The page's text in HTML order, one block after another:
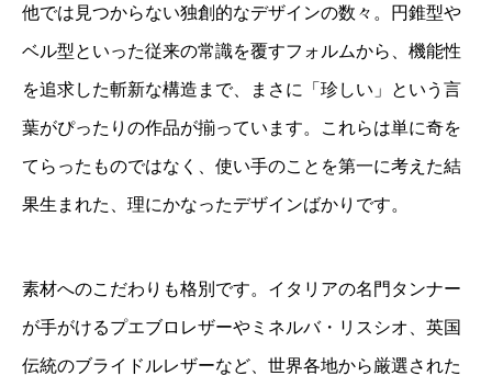
他では見つからない独創的なデザインの数々。円錐型や
ベル型といった従来の常識を覆すフォルムから、機能性
を追求した斬新な構造まで、まさに「珍しい」という言
葉がぴったりの作品が揃っています。これらは単に奇を
てらったものではなく、使い手のことを第一に考えた結
果生まれた、理にかなったデザインばかりです。
素材へのこだわりも格別です。イタリアの名門タンナー
が手がけるプエブロレザーやミネルバ・リスシオ、英国
伝統のブライドルレザーなど、世界各地から厳選された